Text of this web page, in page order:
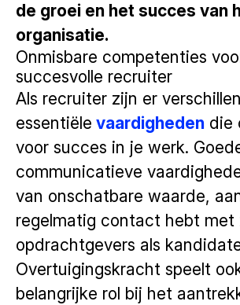
de groei en het succes van
organisatie.
Onmisbare competenties
succesvolle recruiter
Als recruiter zijn er
essentiële vaardigheden die
voor succes in je werk.
communicatieve
van onschatbare waarde,
regelmatig contact hebt met
opdrachtgevers als
Overtuigingskracht speelt
belangrijke rol bij het